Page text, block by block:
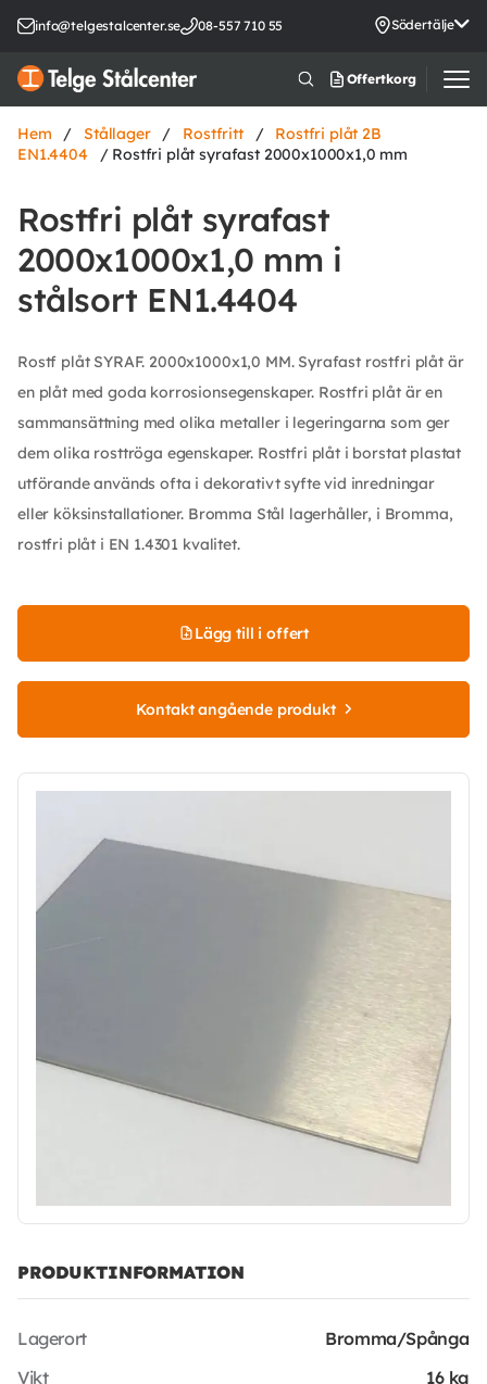
info@telgestalcenter.se 08-557 710 55 Södertälje
Offertkorg
Hem / Stållager / Rostfritt /
Rostfri plåt 2B
EN1.4404
/ Rostfri plåt syrafast 2000x1000x1,0 mm
Rostfri plåt syrafast
2000x1000x1,0 mm i
stålsort EN1.4404
Rostf plåt SYRAF. 2000x1000x1,0 MM. Syrafast rostfri plåt är
en plåt med goda korrosionsegenskaper. Rostfri plåt är en
sammansättning med olika metaller i legeringarna som ger
dem olika rosttröga egenskaper. Rostfri plåt i borstat plastat
utförande används ofta i dekorativt syfte vid inredningar
eller köksinstallationer. Bromma Stål lagerhåller, i Bromma,
rostfri plåt i EN 1.4301 kvalitet.
Lägg till i offert
Kontakt angående produkt
PRODUKTINFORMATION
Lagerort
Bromma/Spånga
Vikt
16 kg